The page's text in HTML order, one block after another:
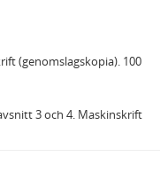
(genomslagskopia). 100
3 och 4. Maskinskrift